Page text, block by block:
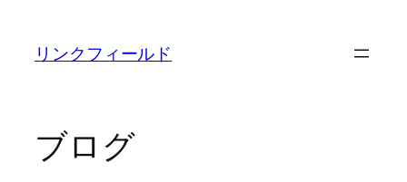
リンクフィールド
ブログ